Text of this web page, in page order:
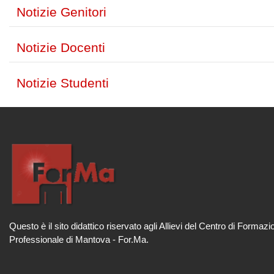
Notizie Genitori
Notizie Docenti
Notizie Studenti
Questo è il sito didattico riservato agli Allievi del Centro di
Professionale di Mantova - For.Ma.